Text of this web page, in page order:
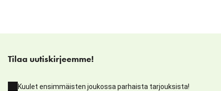
Tilaa uutiskirjeemme!
Kuulet ensimmäisten joukossa parhaista tarjouksista!